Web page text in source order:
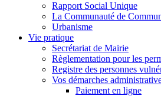
Rapport Social Unique
La Communauté de
Urbanisme
Vie pratique
Secrétariat de Mairie
Règlementation pour les
Registre des personnes
Vos démarches
Paiement en ligne